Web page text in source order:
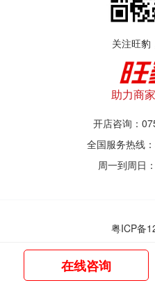
关注旺豹
助力商
开店咨询：
全国服务热线
周一到周日
粤ICP备
© 2017~2021 深圳市
在线咨询